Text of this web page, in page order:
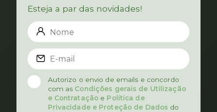
Esteja a par das novidades!
Autorizo o envio de emails e concordo
com as Condições gerais de Utilização
e Contratação e Política de
Privacidade e Proteção de Dados do